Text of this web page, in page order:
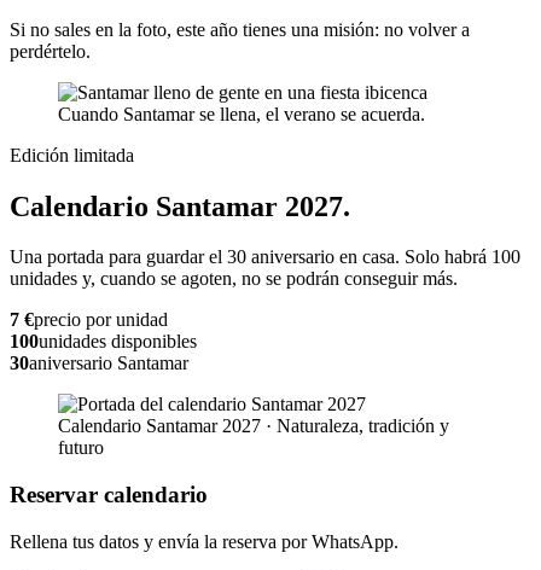
Si no sales en la foto, este año tienes una misión: no volver a
perdértelo.
Cuando Santamar se llena, el verano se acuerda.
Edición limitada
Calendario Santamar 2027.
Una portada para guardar el 30 aniversario en casa. Solo habrá 100
unidades y, cuando se agoten, no se podrán conseguir más.
7 €precio por unidad
100unidades disponibles
30aniversario Santamar
Calendario Santamar 2027 · Naturaleza, tradición y
futuro
Reservar calendario
Rellena tus datos y envía la reserva por WhatsApp.